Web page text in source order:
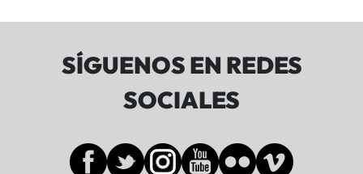
SÍGUENOS EN REDES
SOCIALES